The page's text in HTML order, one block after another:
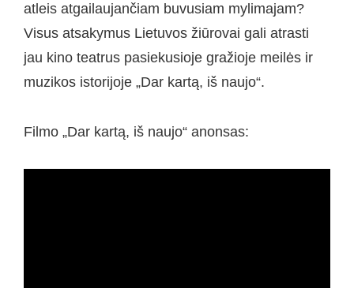
atleis atgailaujančiam buvusiam mylimajam?
Visus atsakymus Lietuvos žiūrovai gali atrasti
jau kino teatrus pasiekusioje gražioje meilės ir
muzikos istorijoje „Dar kartą, iš naujo“.
Filmo „Dar kartą, iš naujo“ anonsas: